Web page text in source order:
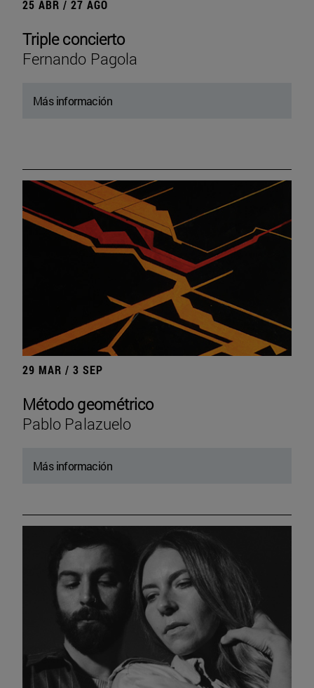
25 ABR / 27 AGO
Triple concierto
Fernando Pagola
Más información
29 MAR / 3 SEP
Método geométrico
Pablo Palazuelo
Más información